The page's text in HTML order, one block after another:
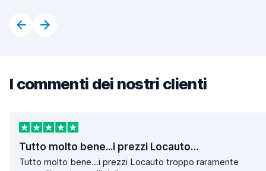
I commenti dei nostri clienti
Tutto molto bene...i prezzi Locauto…
Tutto molto bene...i prezzi Locauto troppo raramente